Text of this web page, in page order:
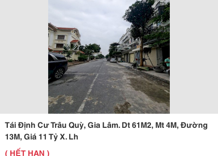
Tái Định Cư Trâu Quỳ, Gia Lâm. Dt 61M2, Mt 4M, Đường
13M, Giá 11 Tỷ X. Lh
( HẾT HẠN )